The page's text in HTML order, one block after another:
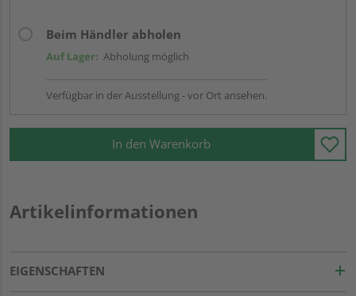
Beim Händler abholen
Auf Lager: Abholung möglich
Verfügbar in der Ausstellung - vor Ort ansehen.
In den Warenkorb
Artikelinformationen
EIGENSCHAFTEN